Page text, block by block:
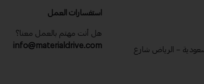
السعودية – الرياض شارع
استفسارات العمل
هل أنت مهتم بالعمل معنا؟
info@materialdrive.com